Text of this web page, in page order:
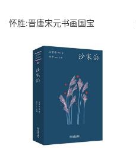
怀胜:晋唐宋元书画国宝